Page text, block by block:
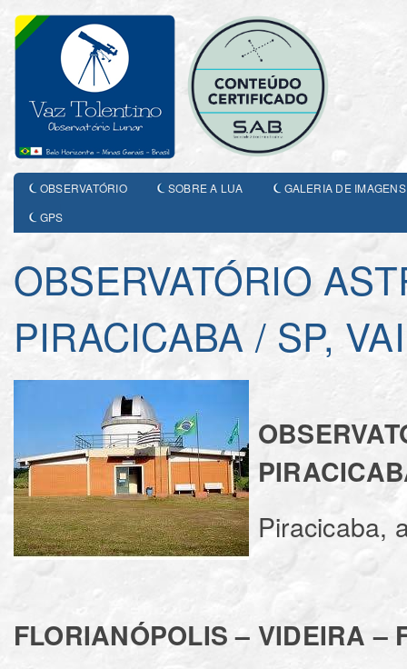
OBSERVATÓRIO SOBRE A LUA
GALERIA DE IMAGENS
GPS
OBSERVATÓRIO
PIRACICABA / SP,
Piracicaba,
FLORIANÓPOLIS – VIDEIRA –